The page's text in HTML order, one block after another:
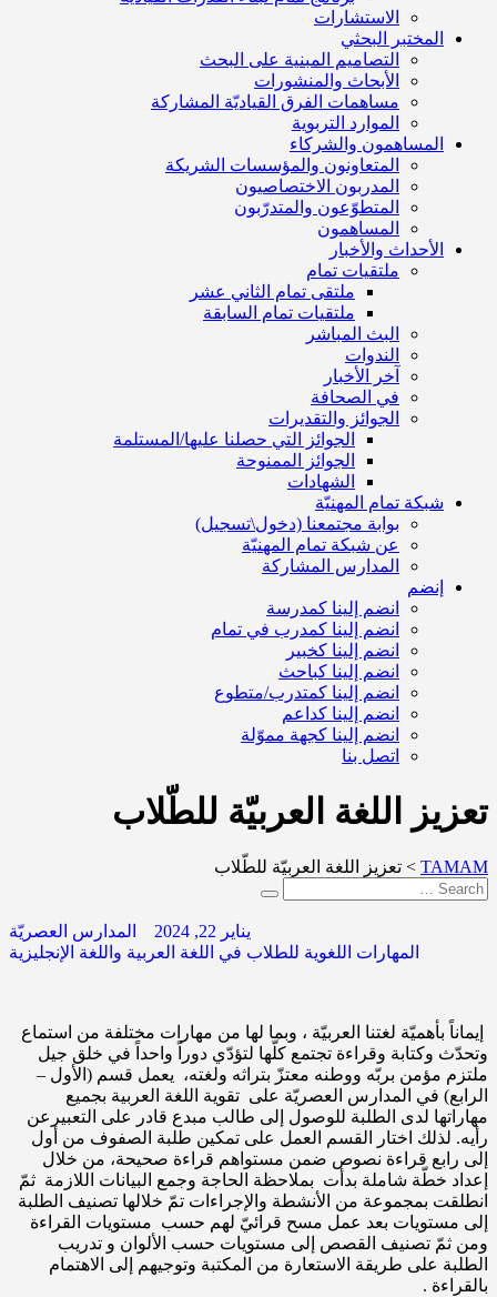
الاستشارات
المختبر البحثي
التصاميم المبنية على البحث
الأبحاث والمنشورات
مساهمات الفرق القياديّة المشاركة
الموارد التربوية
المساهمون والشركاء
المتعاونون والمؤسسات الشريكة
المدربون الاختصاصيون
المتطوّعون والمتدرّبون
المساهمون
الأحداث والأخبار
ملتقيات تمام
ملتقى تمام الثاني عشر
ملتقيات تمام السابقة
البث المباشر
الندوات
آخر الأخبار
في الصحافة
الجوائز والتقديرات
الجوائز التي حصلنا عليها/المستلمة
الجوائز الممنوحة
الشهادات
شبكة تمام المهنيّة
بوابة مجتمعنا (دخول\تسجيل)
عن شبكة تمام المهنيّة
المدارس المشاركة
إنضم
انضم إلينا كمدرسة
انضم إلينا كمدرب في تمام
انضم إلينا كخبير
انضم إلينا كباحث
انضم إلينا كمتدرب/متطوع
انضم إلينا كداعم
انضم إلينا كجهة مموّلة
اتصل بنا
تعزيز اللغة العربيّة للطّلاب
TAMAM
> تعزيز اللغة العربيّة للطّلاب
يناير 22, 2024
المدارس العصريّة
المهارات اللغوية للطلاب في اللغة العربية واللغة الإنجليزية
إيماناً بأهميّة لغتنا العربيّة ، وبما لها من مهارات مختلفة من استماع
وتحدّث وكتابة وقراءة تجتمع كلّها لتؤدّي دوراً واحداً في خلق جيل
ملتزم مؤمن بربّه ووطنه معتزّ بتراثه ولغته، يعمل قسم (الأول –
الرابع) في المدارس العصريّة على تقوية اللغة العربية بجميع
مهاراتها لدى الطلبة للوصول إلى طالب مبدع قادر على التعبيرعن
رأيه. لذلك اختار القسم العمل على تمكين طلبة الصفوف من أول
إلى رابع قراءة نصوص ضمن مستواهم قراءة صحيحة، من خلال
إعداد خطّة شاملة بدأت بملاحظة الحاجة وجمع البيانات اللازمة ثمّ
انطلقت بمجموعة من الأنشطة والإجراءات تمّ خلالها تصنيف الطلبة
إلى مستويات بعد عمل مسح قرائيّ لهم حسب مستويات القراءة
ومن ثمّ تصنيف القصص إلى مستويات حسب الألوان و تدريب
الطلبة على طريقة الاستعارة من المكتبة وتوجيهم إلى الاهتمام
بالقراءة .